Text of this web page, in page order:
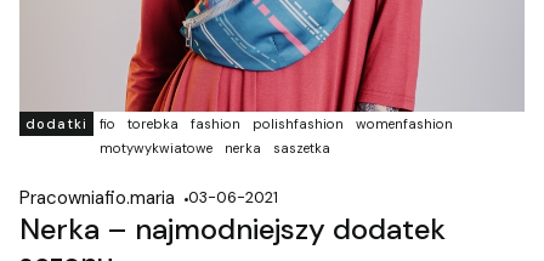
dodatki fio torebka fashion polishfashion
womenfashion
motywykwiatowe
nerka saszetka
Pracowniafio.maria 03-06-2021
Nerka – najmodniejszy dodatek